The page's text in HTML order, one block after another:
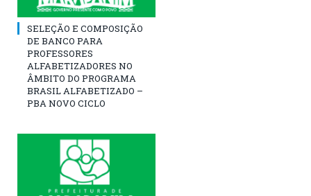
SELEÇÃO E COMPOSIÇÃO
DE BANCO PARA
PROFESSORES
ALFABETIZADORES NO
ÂMBITO DO PROGRAMA
BRASIL ALFABETIZADO –
PBA NOVO CICLO